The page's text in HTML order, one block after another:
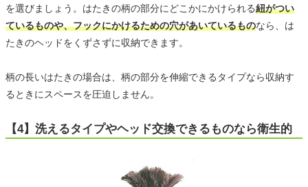
を選びましょう。はたきの柄の部分にどこかにかけられる紐がつい
ているものや、フックにかけるための穴があいているものなら、は
たきのヘッドをくずさずに収納できます。
柄の長いはたきの場合は、柄の部分を伸縮できるタイプなら収納す
るときにスペースを圧迫しません。
【4】洗えるタイプやヘッド交換できるものなら衛生的